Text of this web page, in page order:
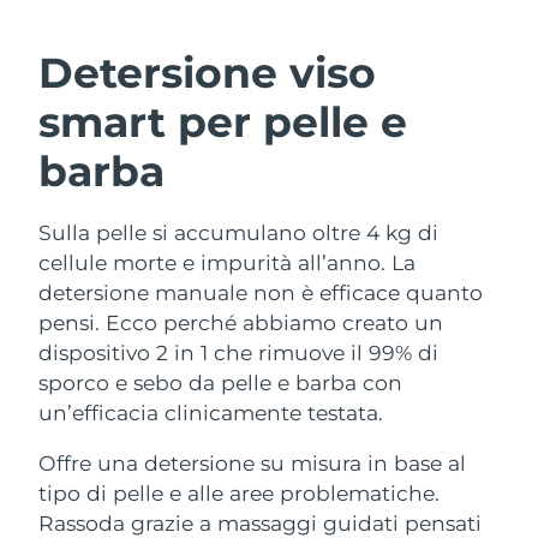
Detersione viso
smart per pelle e
barba
Sulla pelle si accumulano oltre 4 kg di
cellule morte e impurità all’anno. La
detersione manuale non è efficace quanto
pensi. Ecco perché abbiamo creato un
dispositivo 2 in 1 che rimuove il 99% di
sporco e sebo da pelle e barba con
un’efficacia clinicamente testata.
Offre una detersione su misura in base al
tipo di pelle e alle aree problematiche.
Rassoda grazie a massaggi guidati pensati
Detersione viso
LUNA™ 4 pacchetto
LUNA™ 4 Plus
Massage, LED heating
LUNA™ 4 Men
For men, anti-aging massage
Lifting viso
BEAR™ 2 pacchetto
BEAR™ 2 go
Microcurrent toning on-the-go
BEAR™ 2 eyes & lips
Microcurrent line smoothing device
Idratazione
UFO™ 3 pacchetto
Deep facial hydration
Near-infrared and red light therapy
device
Igiene orale
issa™ 4
Hybrid silicone sonic toothbrush
issa™ 4 plus
Smart hybrid silicone sonic toothbrush
TRATTAMENTI ANTI-AGE FAQ™
Anti-age Trattamenti LED
NEW
Bahrein Consegna stimata
Belgio
Bosnia ed
Erzegovina
Consegna stimata
Brunei Consegna stimata
Bulgaria
Canada Consegna stimata8/16/26
Cile Consegna stimata 8/16/26